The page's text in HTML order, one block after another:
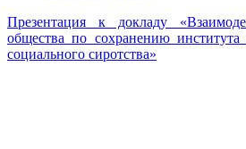
Презентация к докладу
общества по сохранению
социального сиротства»